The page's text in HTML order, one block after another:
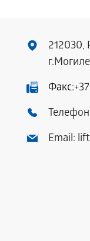
212030,
Факс:
Email: